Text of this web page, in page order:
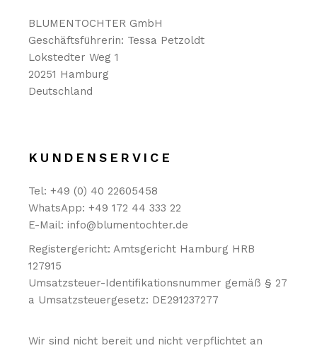
BLUMENTOCHTER GmbH
Geschäftsführerin: Tessa Petzoldt
Lokstedter Weg 1
20251 Hamburg
Deutschland
KUNDENSERVICE
Tel: +49 (0) 40 22605458
WhatsApp: +49 172 44 333 22
E-Mail: info@blumentochter.de
Registergericht: Amtsgericht Hamburg HRB
127915
Umsatzsteuer-Identifikationsnummer gemäß § 27
a Umsatzsteuergesetz: DE291237277
Wir sind nicht bereit und nicht verpflichtet an